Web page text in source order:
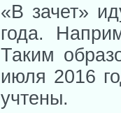
«В зачет»
года.
Таким
июля 2016
учтены.